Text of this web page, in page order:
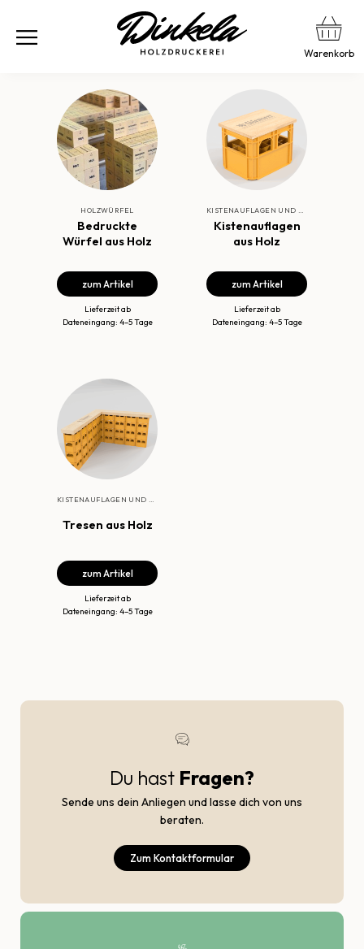
Warenkorb
HOLZWÜRFEL
Bedruckte
Würfel aus Holz
zum Artikel
Lieferzeit ab
Dateneingang: 4–5 Tage
KISTENAUFLAGEN UND TRESEN
Kistenauflagen
aus Holz
zum Artikel
Lieferzeit ab
Dateneingang: 4–5 Tage
KISTENAUFLAGEN UND TRESEN
Tresen aus Holz
zum Artikel
Lieferzeit ab
Dateneingang: 4–5 Tage
Du hast Fragen?
Sende uns dein Anliegen und lasse dich von uns
beraten.
Zum Kontaktformular